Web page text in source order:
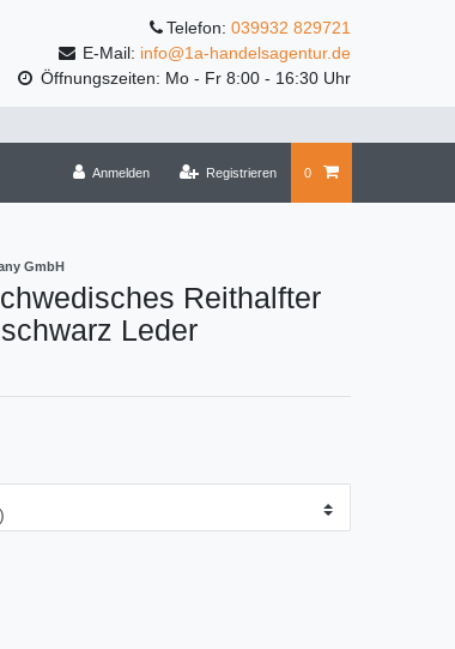
Telefon: 039932 829721
E-Mail: info@1a-handelsagentur.de
Öffnungszeiten: Mo - Fr 8:00 - 16:30 Uhr
Anmelden Registrieren 0
GmbH
Reithalfter
Leder